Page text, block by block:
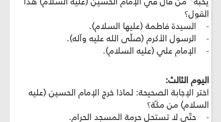
القول؟
- السيدة فاطمة (عليها السلام).
- الرسول الأكرم (صلّى الله عليه وآله).
- الإمام علي (عليه السلام).
اليوم الثالث:
اختر الإجابة الصحيحة: لماذا خرج الإمام الحسين (عليه
السلام) من مكّة؟
- حتّى لا تستحل حرمة المسجد الحرام.